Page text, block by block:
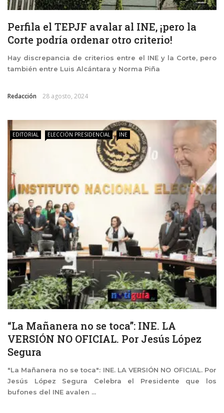
Perfila el TEPJF avalar al INE, ¡pero la
Corte podría ordenar otro criterio!
Hay discrepancia de criterios entre el INE y la Corte, pero
también entre Luis Alcántara y Norma Piña
Redacción 28 agosto, 2024
EDITORIAL ELECCIÓN PRESIDENCIAL INE
“La Mañanera no se toca”: INE. LA
VERSIÓN NO OFICIAL. Por Jesús López
Segura
"La Mañanera no se toca": INE. LA VERSIÓN NO OFICIAL. Por
Jesús López Segura Celebra el Presidente que los
bufones del INE avalen ...